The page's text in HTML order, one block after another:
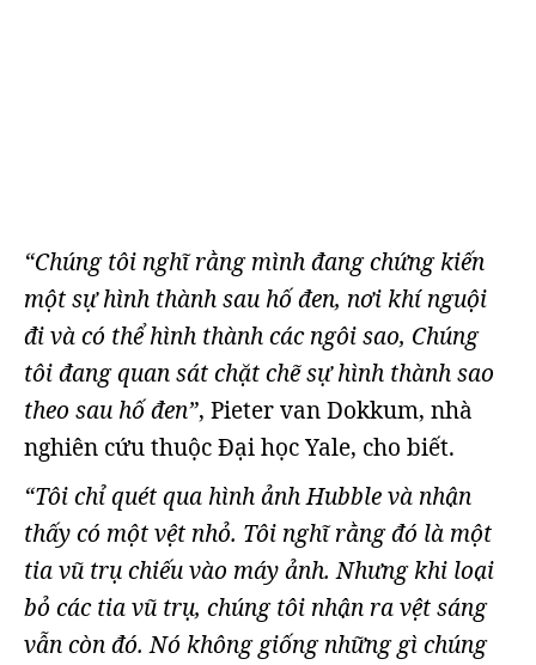
“Chúng tôi nghĩ rằng mình đang chứng kiến
một sự hình thành sau hố đen, nơi khí nguội
đi và có thể hình thành các ngôi sao, Chúng
tôi đang quan sát chặt chẽ sự hình thành sao
theo sau hố đen”, Pieter van Dokkum, nhà
nghiên cứu thuộc Đại học Yale, cho biết.
“Tôi chỉ quét qua hình ảnh Hubble và nhận
thấy có một vệt nhỏ. Tôi nghĩ rằng đó là một
tia vũ trụ chiếu vào máy ảnh. Nhưng khi loại
bỏ các tia vũ trụ, chúng tôi nhận ra vệt sáng
vẫn còn đó. Nó không giống những gì chúng